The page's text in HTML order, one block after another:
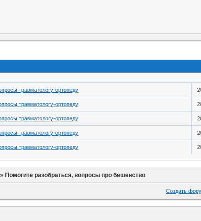
травматологу-ортопеду
травматологу-ортопеду
травматологу-ортопеду
травматологу-ортопеду
травматологу-ортопеду
» Помогите разобраться, вопросы про бешенство
Создать